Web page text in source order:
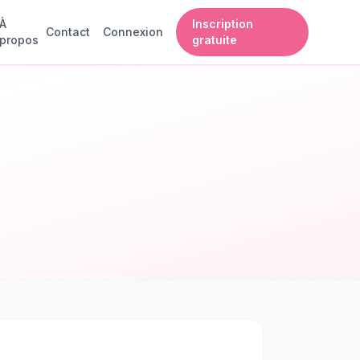
À
propos
Contact Connexion
Inscription
gratuite